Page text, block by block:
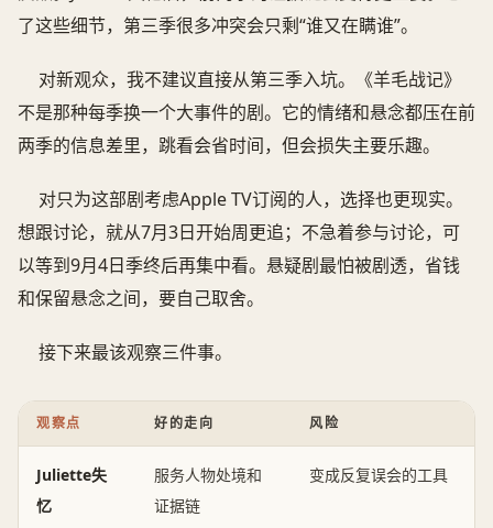
了这些细节，第三季很多冲突会只剩“谁又在瞒谁”。
对新观众，我不建议直接从第三季入坑。《羊毛战记》
不是那种每季换一个大事件的剧。它的情绪和悬念都压在前
两季的信息差里，跳看会省时间，但会损失主要乐趣。
对只为这部剧考虑Apple TV订阅的人，选择也更现实。
想跟讨论，就从7月3日开始周更追；不急着参与讨论，可
以等到9月4日季终后再集中看。悬疑剧最怕被剧透，省钱
和保留悬念之间，要自己取舍。
接下来最该观察三件事。
观察点 好的走向 风险
Juliette失
忆
服务人物处境和
证据链
变成反复误会的工具